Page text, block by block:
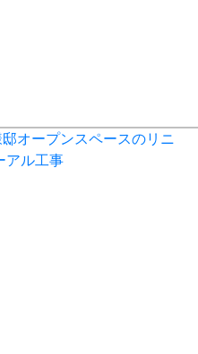
オープンスペースのリニ
アル工事